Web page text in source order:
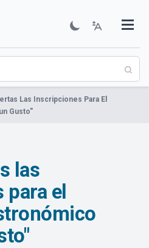
Las Inscripciones Para El
Gusto"
las
el